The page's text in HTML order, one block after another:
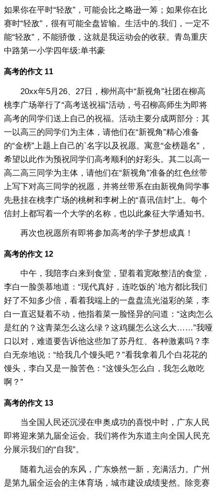
如果你在平时“轻敌”，可能会比之略逊一筹；如果你在比
赛时“轻敌”，很有可能全盘皆输。生活中的.我们，一定不
能“轻敌”，不能骄傲，这就是我运动会的收获。青岛重庆
中路第一小学四年级:单书豪
高考的作文 11
20xx年5月26、27日，柳州高中“新视角”社团在柳高
桃李广场举行了“高考送祝福”活动，号召柳高师生为即将
高考的同学们送上自己的祝福。活动主要分成两部分：其
一以高三的同学们为主体，请他们在“新视角”精心准备
的“金榜”上题上自己的`名字以及祝愿。寓意“金榜题名”，
希望以此作为预祝同学们高考顺利的好彩头。其二以高一
高二高三同学为主体，请他们在“新视角”准备的红色丝带
上写下对高三同学的祝愿，并将丝带系在由新视角同学事
先悬挂在桃李广场的桃树和李树上的“喜讯信封”上。每个
信封上都写着一个大学的名称，也以此象征大学通知书。
再次也祝愿所有即将参加高考的学子梦想成真！
高考的作文 12
中午，我陪李白来到食堂，望着着宽敞整洁的食堂，
李白一脸羡慕地道：“现代真好，连吃饭的`地方都比我们
好了不知多少倍，看着我端上的一盘盘流光溢彩的菜，李
白一直迟疑着不动，他指着菜一脸怪异的问道：“这肉怎么
是红的？这青菜怎么这么绿？这鸡腿怎么这么大……”我哑
口以对，难道要告诉他这些加了苏丹红、各种激素吗？李
白无奈地说：“给我几个馒头吧？”看我拿着几个白花花的
馒头，李白又是一脸苦色：“这馒头怎么白，我怎么敢吃
啊？”
高考的作文 13
当全国人民还沉浸在申奥成功的喜悦中时，广东人民
即将迎来第九届全运会。我们将作为东道主向全国人民充
分展示我们的“自我”。
随着九运会的东风，广东焕然一新，充满活力。广州
是第九届全运会的主体育场，城市建设成绩斐然。除竞赛